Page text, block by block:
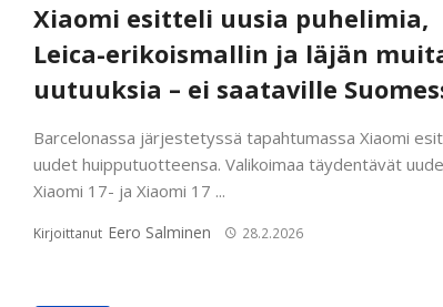
Xiaomi esitteli uusia puhelimia,
Leica-erikoismallin ja läjän
uutuuksia – ei saataville
Barcelonassa järjestetyssä tapahtumassa Xiaomi
uudet huipputuotteensa. Valikoimaa täydentävät
Xiaomi 17- ja Xiaomi 17 ...
Kirjoittanut Eero Salminen 28.2.2026